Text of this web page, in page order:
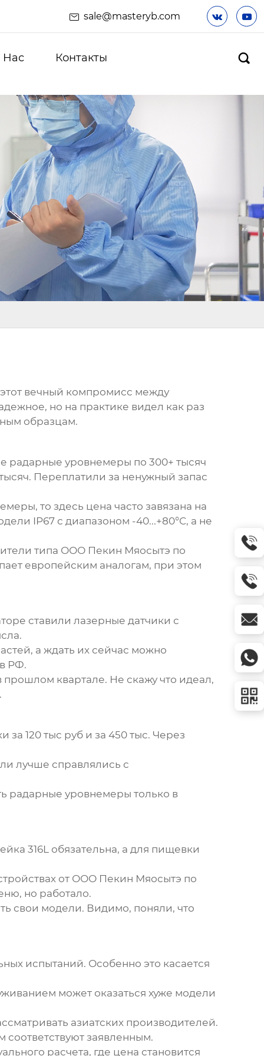
sale@masteryb.com  
Контакты 
вечный компромисс между
но на практике видел как раз
образцам.
радарные уровнемеры по 300+ тысяч
Переплатили за ненужный запас
, то здесь цена часто завязана на
IP67 с диапазоном -40...+80°C, а не
типа ООО Пекин Мяосытэ по
европейским аналогам, при этом
ставили лазерные датчики с
а ждать их сейчас можно
РФ.
квартале. Не скажу что идеал,
120 тыс руб и за 450 тыс. Через
лучше справлялись с
радарные уровнемеры только в
316L обязательна, а для пищевки
от ООО Пекин Мяосытэ по
но работало.
свои модели. Видимо, поняли, что
испытаний. Особенно это касается
может оказаться хуже модели
азиатских производителей.
заявленным.
расчета, где цена становится